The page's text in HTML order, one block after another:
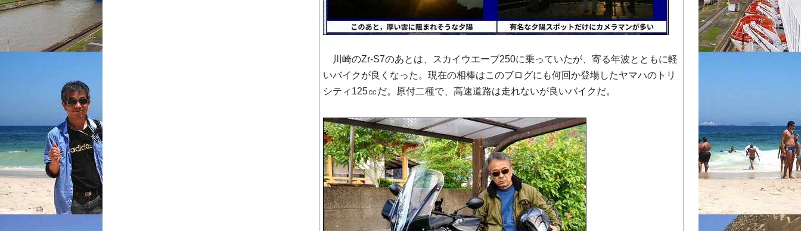
川崎のZr-S7のあとは、スカイウエーブ250に乗っていたが、寄る年波とともに軽
いバイクが良くなった。現在の相棒はこのブログにも何回か登場したヤマハのトリ
シティ125㏄だ。原付二種で、高速道路は走れないが良いバイクだ。